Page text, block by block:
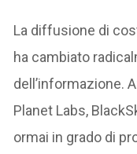
La diffusione di
ha cambiato
dell’informazione.
Planet Labs,
ormai in grado di